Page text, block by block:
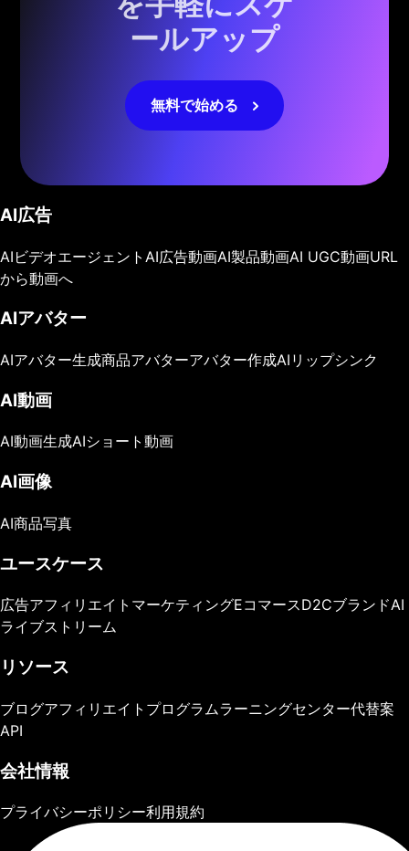
ールアップ
無料で始める
AI広告
AIビデオエージェント AI広告動画AI製品動画AI UGC動画URL
から動画へ
AIアバター
AIアバター生成商品アバターアバター作成AIリップシンク
AI動画
AI動画生成AIショート動画
AI画像
AI商品写真
ユースケース
広告アフィリエイトマーケティングEコマースD2CブランドAI
ライブストリーム
リソース
ブログアフィリエイトプログラムラーニングセンター代替案
API
会社情報
プライバシーポリシー利用規約